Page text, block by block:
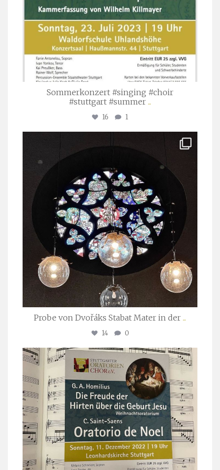
Sommerkonzert #singing #choir
#stuttgart #summer ...
16 1
Apr. 1
Probe von Dvořáks Stabat Mater in der ...
14 0
stuttgarter_oratorienchor
Nov. 29